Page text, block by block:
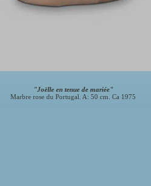
"Joëlle en tenue de mariée"
Marbre rose du Portugal. A: 50 cm. Ca 1975